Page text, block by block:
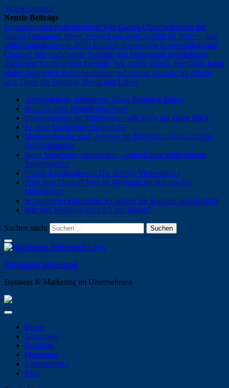
Skip to content
Neuste Beiträge
Umsatzbooster Außenbereich: Wie Gastro-Überdachungen die
Saison verlängern Wenn Verpackung mehr erzählt als Worte – wie
Mittelstandskonzepte 2026 Kunden überzeugen Kostendruck oder
Chance? Wie nachhaltige Technik den Mittelstand neu definiert
Zwischen Tradition und Technik: Wie kleine Hotels ihre Gäste heute
anders begeistern Kommunikation auf neuem Niveau: So öffnen
sich Türen für Studium, Beruf und Leben
Arbeitsabläufe optimieren: Diese Produkte helfen
Braucht mein Betrieb eine App?
Digitalisierung im Mittelstand – alle Infos auf einen Blick
Ist mein Marketing erfolgreich?
Marktrecherche und -Analyse im Mittelstand: Das sind die
Besonderheiten
Neue Mitarbeiter einarbeiten – schnell zum vollwertigen
Teammitglied!
Online-Events planen: Die richtige Vorbereitung
Print oder Digital? Welche Werbung für den lokalen
Mittelstand?
Schaufenster einrichten: So locken Sie Kunden ins Geschäft
Wie viel Werbung kann ich mir leisten?
Suchen nach:
Blickpunkt Mittelstand
Business & Marketing im Unternehmen
Home
Allgemein
Business
Marketing
Unternehmen
Blog